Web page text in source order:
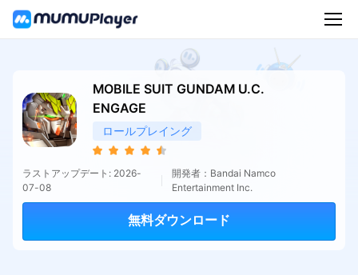
MOBILE SUIT GUNDAM U.C.
ENGAGE
ロールプレイング
ラストアップデート: 2026-
07-08
開発者：Bandai Namco
Entertainment Inc.
無料ダウンロード